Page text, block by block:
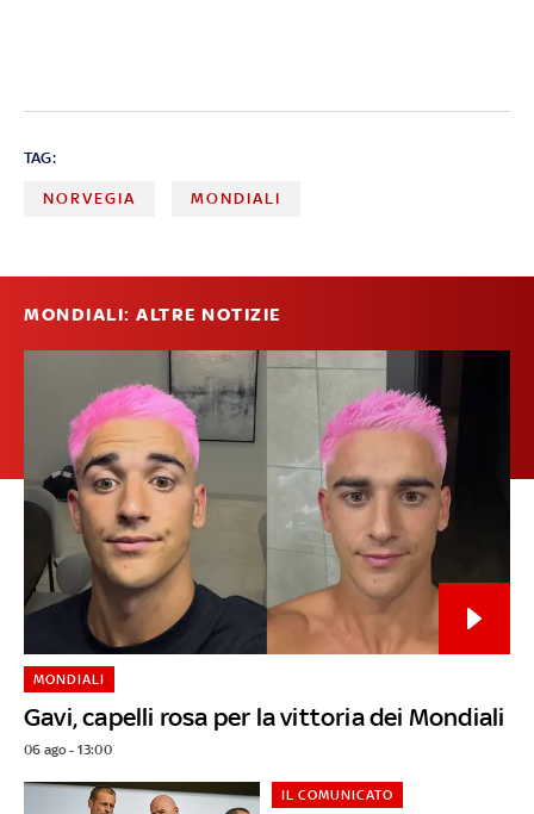
TAG:
NORVEGIA MONDIALI
MONDIALI: ALTRE NOTIZIE
Gavi, capelli rosa per la vittoria dei Mondiali
MONDIALI
06 ago - 13:00
IL COMUNICATO